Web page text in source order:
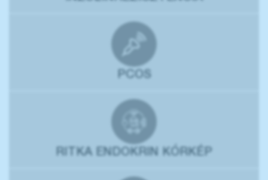
PCOS
RITKA ENDOKRIN KÓRKÉP